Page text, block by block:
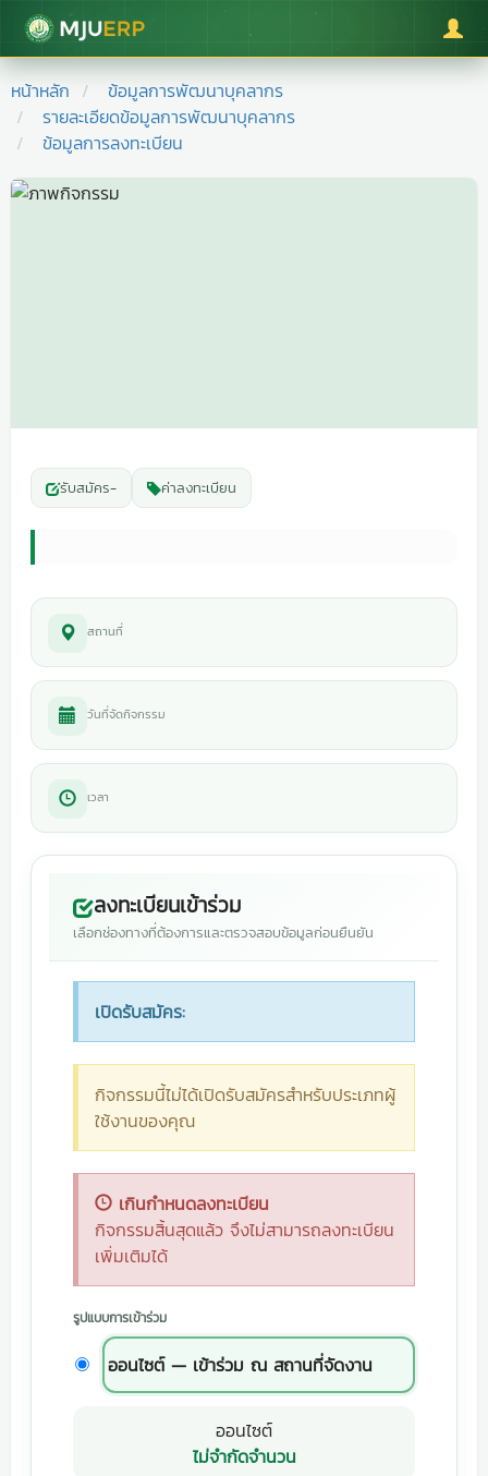
มหาวิทยาลัยแม่โจ้
หน้าหลัก
ข้อมูลการพัฒนาบุคลากร
รายละเอียดข้อมูลการพัฒนาบุคลากร
ข้อมูลการลงทะเบียน
รับสมัคร- ค่าลงทะเบียน
สถานที่
วันที่จัดกิจกรรม
เวลา
ลงทะเบียนเข้าร่วม
เลือกช่องทางที่ต้องการและตรวจสอบข้อมูลก่อนยืนยัน
เปิดรับสมัคร:
กิจกรรมนี้ไม่ได้เปิดรับสมัครสำหรับประเภทผู้
ใช้งานของคุณ
เกินกำหนดลงทะเบียน
กิจกรรมสิ้นสุดแล้ว จึงไม่สามารถลงทะเบียน
เพิ่มเติมได้
รูปแบบการเข้าร่วม
ออนไซต์ — เข้าร่วม ณ สถานที่จัดงาน
ออนไซต์
ไม่จำกัดจำนวน